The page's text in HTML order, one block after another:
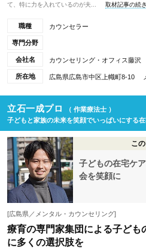
て、特に力を入れているのが夫...
取材記事の続
職種 カウンセラー
専門分野
会社名 カウンセリング・オフィス藤沢
所在地 広島県広島市中区上幟町8-10
立石一成プロ
（ 作業療法士 ）
子どもと家族の未来を笑顔でいっぱいにする
こ
子どもの在宅ケ
会を笑顔に
[広島県／メンタル・カウンセリング]
療育の専門家集団による子ども
に多くの選択肢を